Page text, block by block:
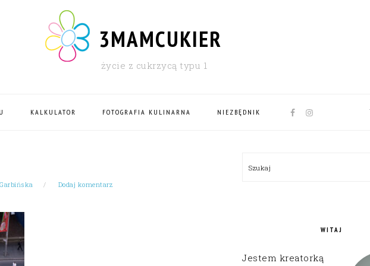
3MAMCUKIER
życie z cukrzycą typu 1
KALKULATOR FOTOGRAFIA KULINARNA NIEZBĘDNIK
NAV
Dodaj komentarz
SIDEBAR
Szukaj
WITAJ
Jestem kreatorką